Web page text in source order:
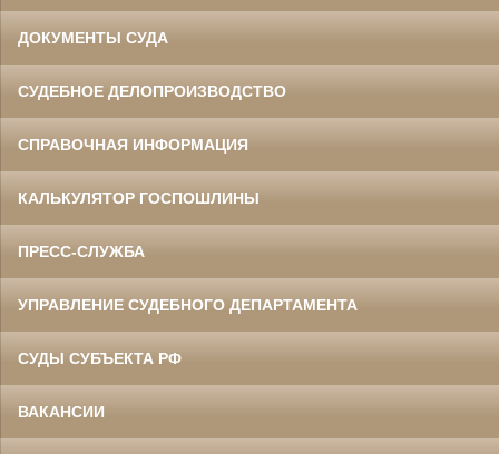
ДОКУМЕНТЫ СУДА
СУДЕБНОЕ ДЕЛОПРОИЗВОДСТВО
СПРАВОЧНАЯ ИНФОРМАЦИЯ
КАЛЬКУЛЯТОР ГОСПОШЛИНЫ
ПРЕСС-СЛУЖБА
УПРАВЛЕНИЕ СУДЕБНОГО ДЕПАРТАМЕНТА
СУДЫ СУБЪЕКТА РФ
ВАКАНСИИ